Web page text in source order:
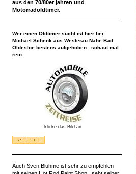
aus den 70/80er jahren und
Motorradoldtimer.
Wer einen Oldtimer sucht ist hier bei
Michael Schenk aus Westerau Nähe Bad
Oldesloe bestens aufgehoben...schaut mal
rein
klicke das Bild an
Auch Sven Bluhme ist sehr zu empfehlen